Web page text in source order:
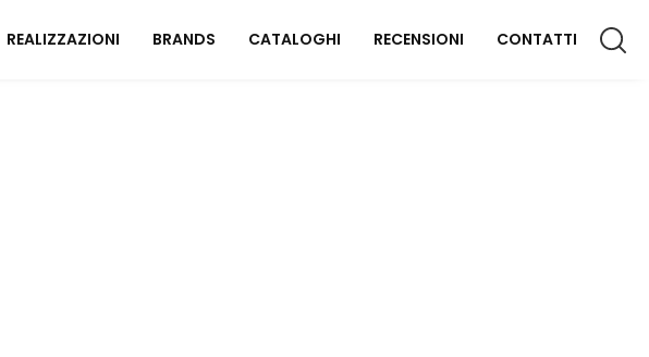
REALIZZAZIONI BRANDS CATALOGHI RECENSIONI CONTATTI